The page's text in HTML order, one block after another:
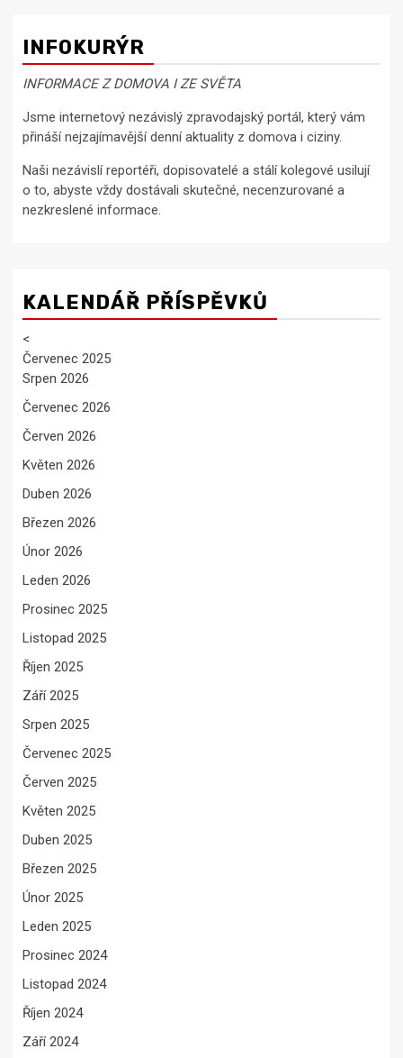
příspěvky
INFOKURÝR
INFORMACE Z DOMOVA I ZE SVĚTA
Jsme internetový nezávislý zpravodajský portál, který vám
přináší nejzajímavější denní aktuality z domova i ciziny.
Naši nezávislí reportéři, dopisovatelé a stálí kolegové usilují
o to, abyste vždy dostávali skutečné, necenzurované a
nezkreslené informace.
KALENDÁŘ PŘÍSPĚVKŮ
<
Červenec 2025
Srpen 2026
Červenec 2026
Červen 2026
Květen 2026
Duben 2026
Březen 2026
Únor 2026
Leden 2026
Prosinec 2025
Listopad 2025
Říjen 2025
Září 2025
Srpen 2025
Červenec 2025
Červen 2025
Květen 2025
Duben 2025
Březen 2025
Únor 2025
Leden 2025
Prosinec 2024
Listopad 2024
Říjen 2024
Září 2024